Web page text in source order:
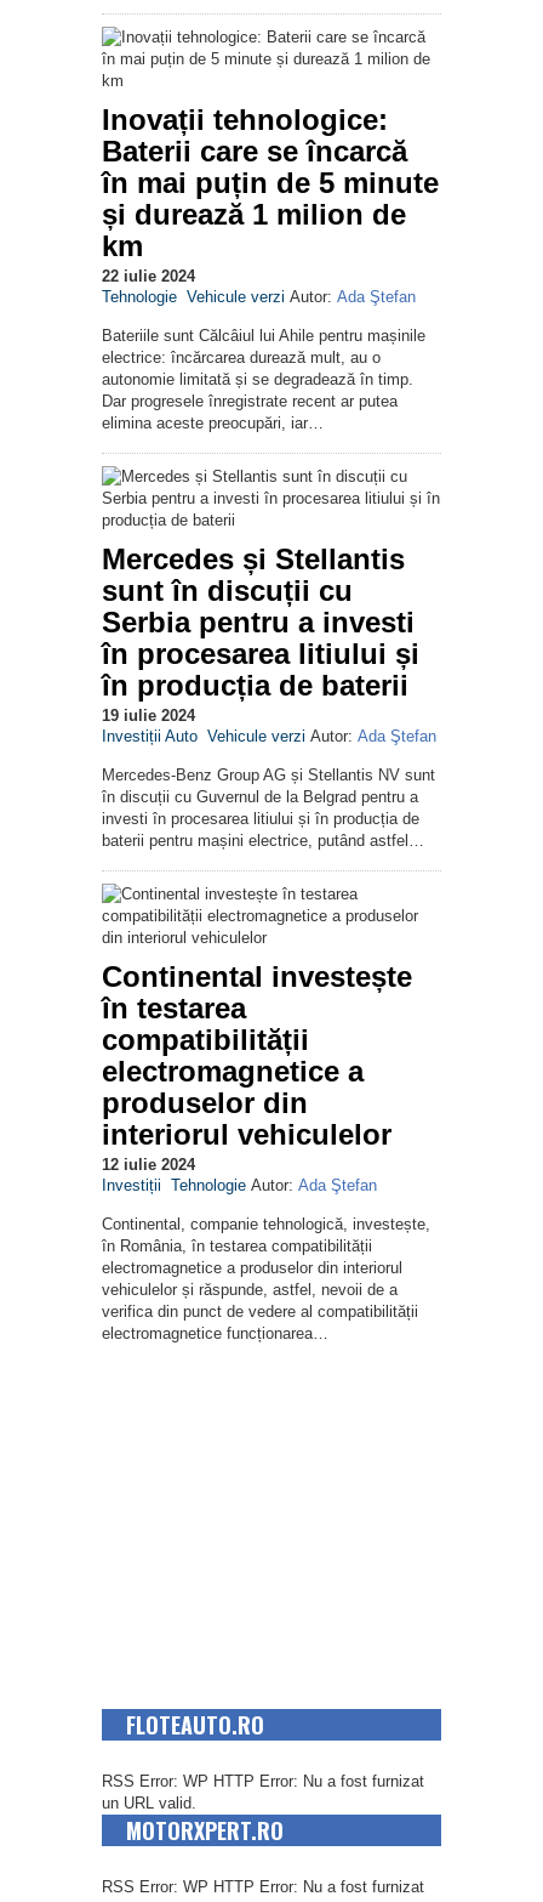
Inovații tehnologice:
Baterii care se încarcă
în mai puțin de 5 minute
și durează 1 milion de
km
22 iulie 2024
Tehnologie Vehicule verzi Autor: Ada Ştefan
Bateriile sunt Călcâiul lui Ahile pentru mașinile
electrice: încărcarea durează mult, au o
autonomie limitată și se degradează în timp.
Dar progresele înregistrate recent ar putea
elimina aceste preocupări, iar…
Mercedes și Stellantis
sunt în discuții cu
Serbia pentru a investi
în procesarea litiului și
în producția de baterii
19 iulie 2024
Investiții Auto Vehicule verzi Autor: Ada Ştefan
Mercedes-Benz Group AG și Stellantis NV sunt
în discuții cu Guvernul de la Belgrad pentru a
investi în procesarea litiului și în producția de
baterii pentru mașini electrice, putând astfel…
Continental investește
în testarea
compatibilității
electromagnetice a
produselor din
interiorul vehiculelor
12 iulie 2024
Investiții Tehnologie Autor: Ada Ştefan
Continental, companie tehnologică, investește,
în România, în testarea compatibilității
electromagnetice a produselor din interiorul
vehiculelor și răspunde, astfel, nevoii de a
verifica din punct de vedere al compatibilității
electromagnetice funcționarea…
FLOTEAUTO.RO
RSS Error: WP HTTP Error: Nu a fost furnizat
un URL valid.
MOTORXPERT.RO
RSS Error: WP HTTP Error: Nu a fost furnizat